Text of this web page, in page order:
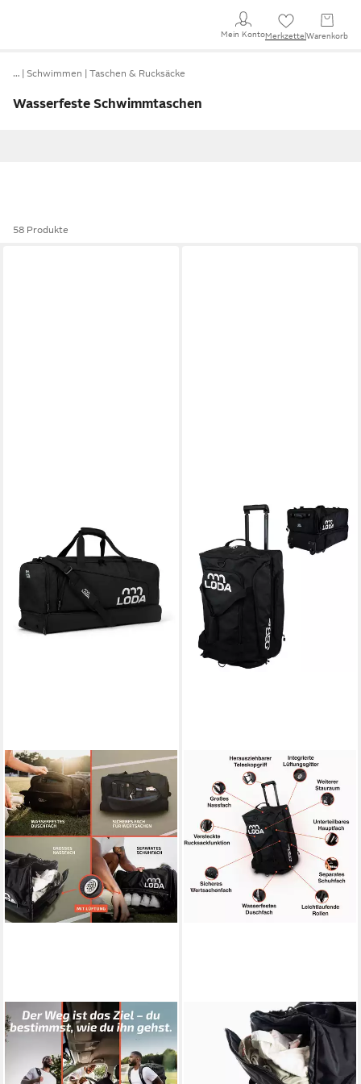
Mein KontoMerkzettel Warenkorb
… Schwimmen Taschen & Rucksäcke
Wasserfeste Schwimmtaschen
58 Produkte
LODA SPORTS
Sporttasche team 68L -
Trainingstasche mit
Rucksackfunktion &
LODA SPORTS
Sporttasche trolley 75L -
Sporttasche mit Rollen,
Koffergriff &